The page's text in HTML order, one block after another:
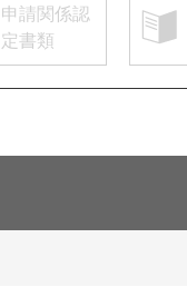
申請関係認
定書類